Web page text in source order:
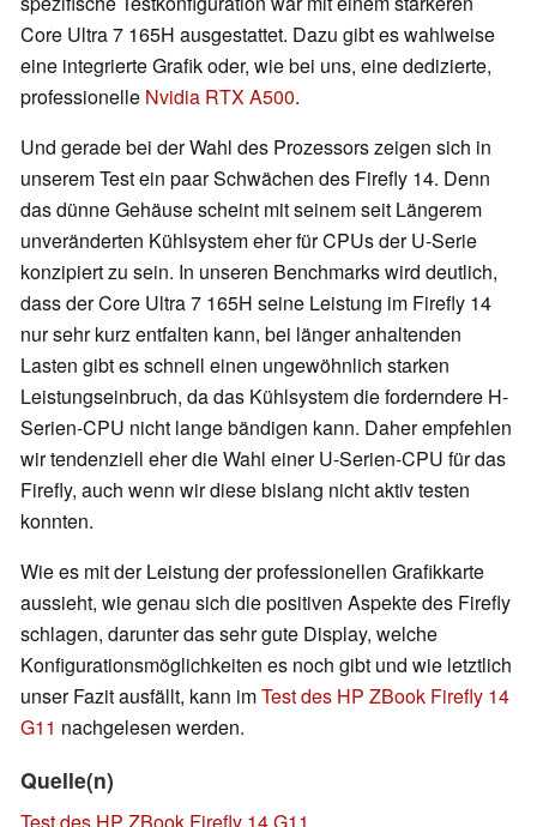
Core Ultra 7 165H ausgestattet. Dazu gibt es wahlweise
eine integrierte Grafik oder, wie bei uns, eine dedizierte,
professionelle Nvidia RTX A500.
Und gerade bei der Wahl des Prozessors zeigen sich in
unserem Test ein paar Schwächen des Firefly 14. Denn
das dünne Gehäuse scheint mit seinem seit Längerem
unveränderten Kühlsystem eher für CPUs der U-Serie
konzipiert zu sein. In unseren Benchmarks wird deutlich,
dass der Core Ultra 7 165H seine Leistung im Firefly 14
nur sehr kurz entfalten kann, bei länger anhaltenden
Lasten gibt es schnell einen ungewöhnlich starken
Leistungseinbruch, da das Kühlsystem die forderndere H-
Serien-CPU nicht lange bändigen kann. Daher empfehlen
wir tendenziell eher die Wahl einer U-Serien-CPU für das
Firefly, auch wenn wir diese bislang nicht aktiv testen
konnten.
Wie es mit der Leistung der professionellen Grafikkarte
aussieht, wie genau sich die positiven Aspekte des Firefly
schlagen, darunter das sehr gute Display, welche
Konfigurationsmöglichkeiten es noch gibt und wie letztlich
unser Fazit ausfällt, kann imTest des HP ZBook Firefly 14
G11 nachgelesen werden.
Quelle(n)